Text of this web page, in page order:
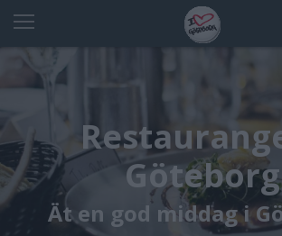
Göteborg
Ät en god middag i